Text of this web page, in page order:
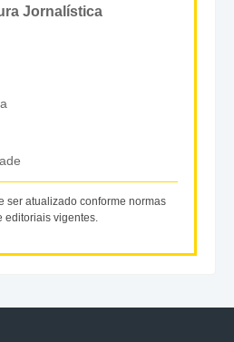
Jornalística
ser atualizado conforme normas
editoriais vigentes.